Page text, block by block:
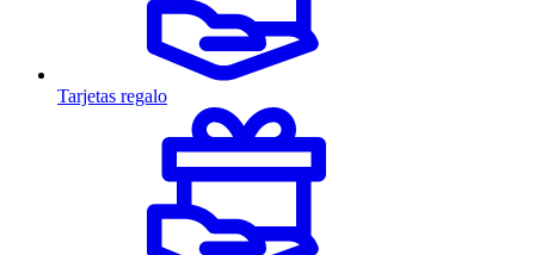
Tarjetas regalo